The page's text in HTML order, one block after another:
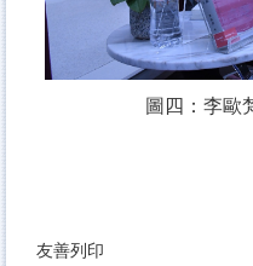
圖四：李歐
友善列印